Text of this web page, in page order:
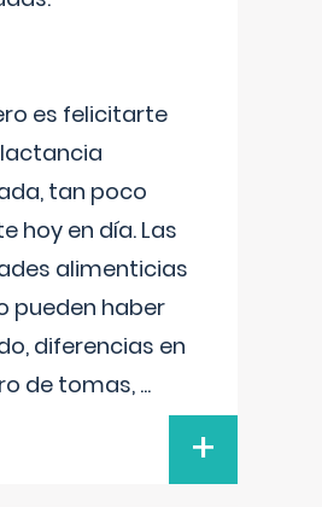
es felicitarte
tan poco
hoy en día. Las
alimenticias
pueden haber
diferencias en
de tomas,...
+